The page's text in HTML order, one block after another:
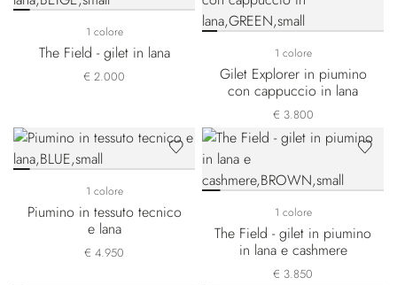
1 colore
The Field - gilet in lana
€ 2.000
1 colore
Gilet Explorer in piumino
con cappuccio in lana
€ 3.800
1 colore
Piumino in tessuto tecnico
e lana
€ 4.950
1 colore
The Field - gilet in piumino
in lana e cashmere
€ 3.850